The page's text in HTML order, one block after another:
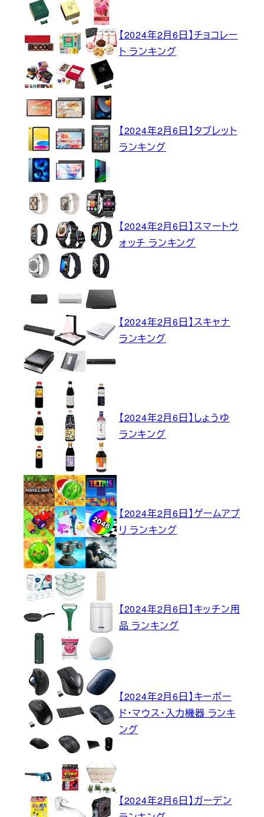
【2024年2月6日】チョコレー
ト ランキング
【2024年2月6日】タブレット
ランキング
【2024年2月6日】スマートウ
ォッチ ランキング
【2024年2月6日】スキャナ
ランキング
【2024年2月6日】しょうゆ
ランキング
【2024年2月6日】ゲームアプ
リ ランキング
【2024年2月6日】キッチン用
品 ランキング
【2024年2月6日】キーボー
ド・マウス・入力機器 ランキ
ング
【2024年2月6日】ガーデン